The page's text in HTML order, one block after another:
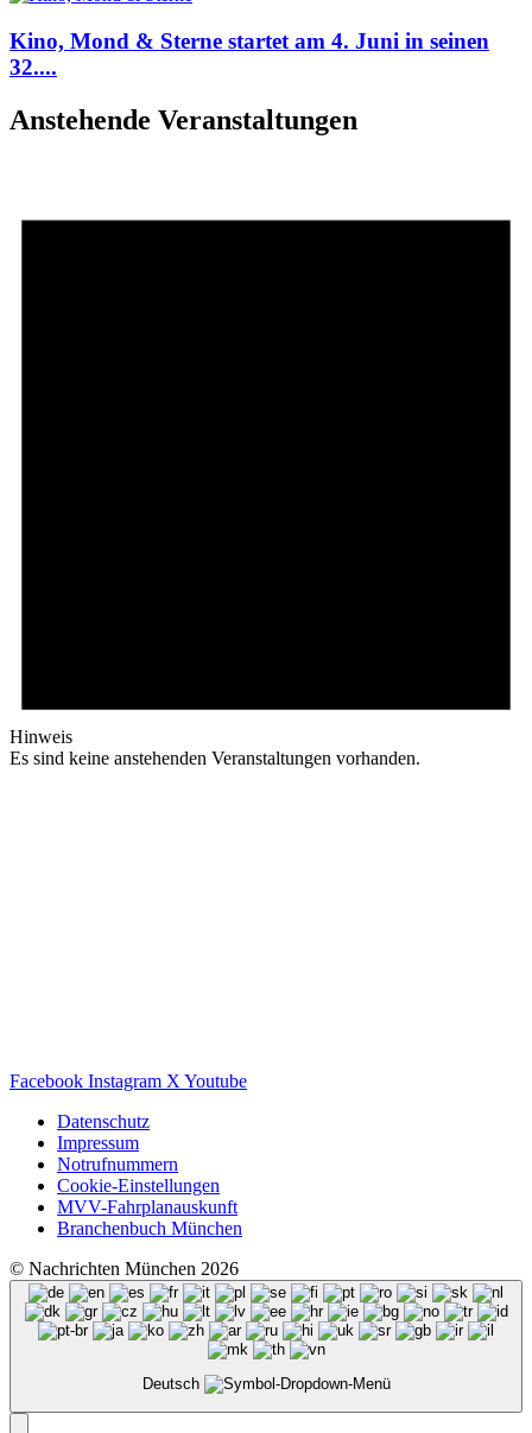
Kino, Mond & Sterne startet am 4. Juni in seinen
32....
Anstehende Veranstaltungen
Hinweis
Es sind keine anstehenden Veranstaltungen vorhanden.
Facebook Instagram X Youtube
Datenschutz
Impressum
Notrufnummern
Cookie-Einstellungen
MVV-Fahrplanauskunft
Branchenbuch München
© Nachrichten München 2026
Deutsch